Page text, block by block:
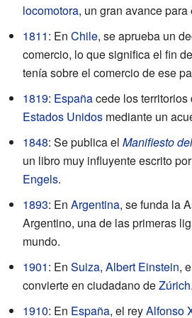
locomotora, un gran avance para
1811: En Chile, se aprueba un
comercio, lo que significa el fin
tenía sobre el comercio de ese
1819: Españacede los territorios
Estados Unidos mediante un
1848: Se publica el Manifiesto
un libro muy influyente escrito por
Engels.
1893: En Argentina, se funda la
Argentino, una de las primeras
mundo.
1901: En Suiza, Albert Einstein,
convierte en ciudadano deZúrich.
1910: En España, el reyAlfonso